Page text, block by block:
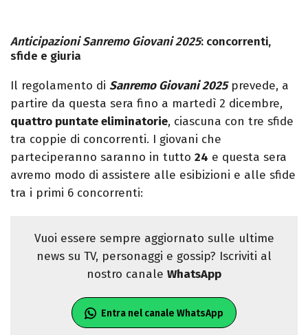
Anticipazioni Sanremo Giovani 2025: concorrenti,
sfide e giuria
Il regolamento di Sanremo Giovani 2025prevede, a
partire da questa sera fino a martedì 2 dicembre,
quattro puntate eliminatorie, ciascuna con tre sfide
tra coppie di concorrenti. I giovani che
parteciperanno saranno in tutto 24 e questa sera
avremo modo di assistere alle esibizioni e alle sfide
tra i primi 6 concorrenti:
Vuoi essere sempre aggiornato sulle ultime
news su TV, personaggi e gossip? Iscriviti al
nostro canale WhatsApp
Entra nel canale WhatsApp